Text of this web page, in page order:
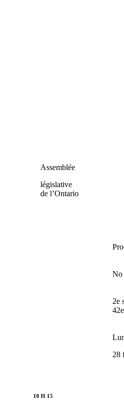
Assemblée
législative
de l’Ontario
No
2e
28
10 H 15